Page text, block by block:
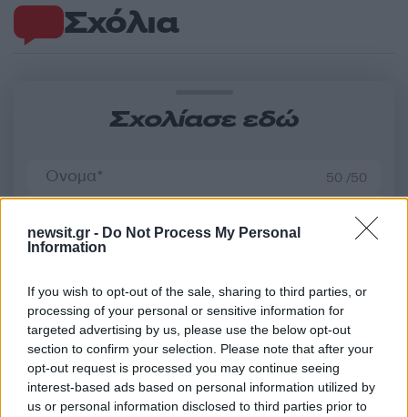
newsit.gr - Do Not Process My Personal
Information
If you wish to opt-out of the sale, sharing to third parties, or
processing of your personal or sensitive information for
targeted advertising by us, please use the below opt-out
section to confirm your selection. Please note that after your
opt-out request is processed you may continue seeing
interest-based ads based on personal information utilized by
us or personal information disclosed to third parties prior to
Σχόλια
Σχολίασε εδώ
50 /50
2000 /2000
Υποβολή σχολίου
Όροι Χρήσης
. Το site προστατεύεται από reCAPTCHA, ισχύουν
Πολιτική Απορρήτου&Όροι Χρήσης της Google.
Lifestyle